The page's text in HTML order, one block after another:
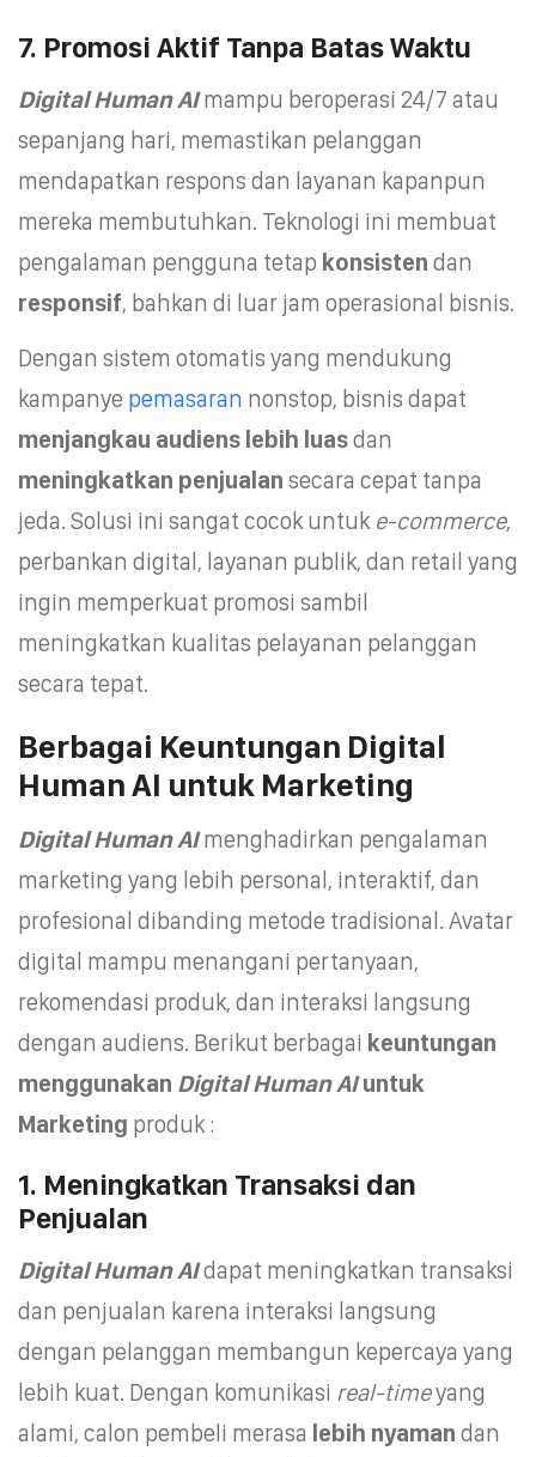
7. Promosi Aktif Tanpa Batas Waktu
Digital Human AImampu beroperasi 24/7 atau
sepanjang hari, memastikan pelanggan
mendapatkan respons dan layanan kapanpun
mereka membutuhkan. Teknologi ini membuat
pengalaman pengguna tetap konsisten dan
responsif, bahkan di luar jam operasional bisnis.
Dengan sistem otomatis yang mendukung
kampanye pemasaran nonstop, bisnis dapat
menjangkau audiens lebih luasdan
meningkatkan penjualan secara cepat tanpa
jeda. Solusi ini sangat cocok untuk e-commerce,
perbankan digital, layanan publik, dan retail yang
ingin memperkuat promosi sambil
meningkatkan kualitas pelayanan pelanggan
secara tepat.
Berbagai Keuntungan Digital
Human AI untuk Marketing
Digital Human AImenghadirkan pengalaman
marketing yang lebih personal, interaktif, dan
profesional dibanding metode tradisional. Avatar
digital mampu menangani pertanyaan,
rekomendasi produk, dan interaksi langsung
dengan audiens. Berikut berbagai keuntungan
menggunakan Digital Human AIuntuk
Marketing produk :
1. Meningkatkan Transaksi dan
Penjualan
Digital Human AIdapat meningkatkan transaksi
dan penjualan karena interaksi langsung
dengan pelanggan membangun kepercaya yang
lebih kuat. Dengan komunikasi real-timeyang
alami, calon pembeli merasa lebih nyaman dan